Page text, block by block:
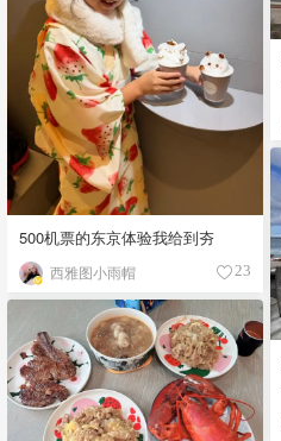
500机票的东京体验我给到夯
西雅图小雨帽 23